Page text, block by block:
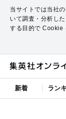
当サイトでは当社
いて調査・分析し
する目的で Cookie
新着 ラン